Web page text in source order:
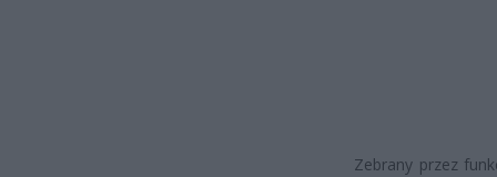
Zebrany przez